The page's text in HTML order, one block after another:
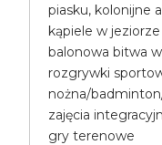
piasku, kolonijne
kąpiele w
balonowa bitwa
rozgrywki
nożna/
zajęcia
gry terenowe